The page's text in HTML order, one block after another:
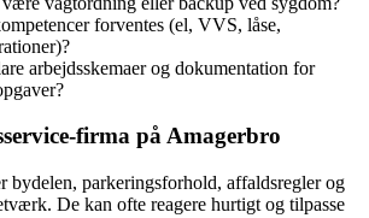
forventes (el, VVS, låse,
arbejdsskemaer og dokumentation for
på Amagerbro
bydelen, parkeringsforhold, affaldsregler og
De kan ofte reagere hurtigt og tilpasse